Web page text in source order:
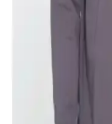
Deribond markasının kot
karşılaştırması, malzeme,
bilgiler içeriyor.
Partscraft Pars
Günlük ve Resmi
Hakiki deri erkek kemerleri,
Günlük ve resmi kullanım
ve konforlu tasarımıyla